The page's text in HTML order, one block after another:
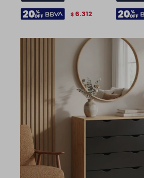
$ 6.312